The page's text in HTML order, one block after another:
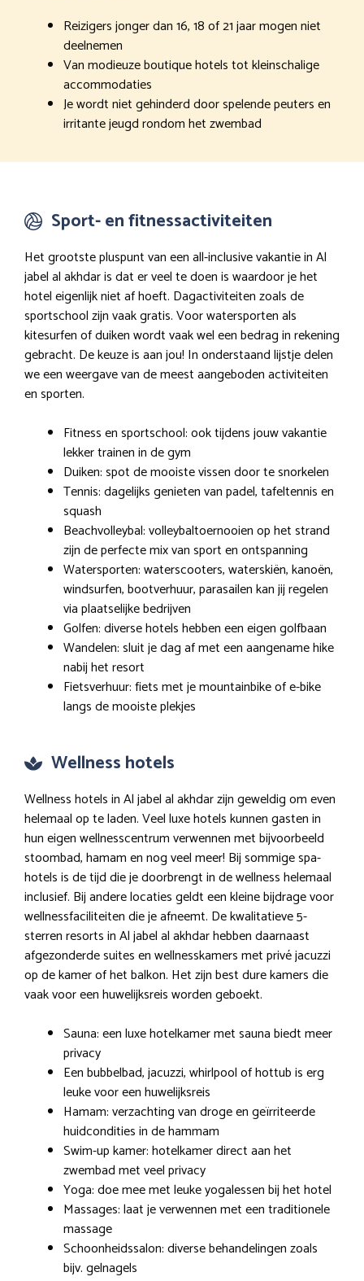
Reizigers jonger dan 16, 18 of 21 jaar mogen niet
deelnemen
Van modieuze boutique hotels tot kleinschalige
accommodaties
Je wordt niet gehinderd door spelende peuters en
irritante jeugd rondom het zwembad
Sport- en fitnessactiviteiten
Het grootste pluspunt van een all-inclusive vakantie in Al
jabel al akhdar is dat er veel te doen is waardoor je het
hotel eigenlijk niet af hoeft. Dagactiviteiten zoals de
sportschool zijn vaak gratis. Voor watersporten als
kitesurfen of duiken wordt vaak wel een bedrag in rekening
gebracht. De keuze is aan jou! In onderstaand lijstje delen
we een weergave van de meest aangeboden activiteiten
en sporten.
Fitness en sportschool: ook tijdens jouw vakantie
lekker trainen in de gym
Duiken: spot de mooiste vissen door te snorkelen
Tennis: dagelijks genieten van padel, tafeltennis en
squash
Beachvolleybal: volleybaltoernooien op het strand
zijn de perfecte mix van sport en ontspanning
Watersporten: waterscooters, waterskiën, kanoën,
windsurfen, bootverhuur, parasailen kan jij regelen
via plaatselijke bedrijven
Golfen: diverse hotels hebben een eigen golfbaan
Wandelen: sluit je dag af met een aangename hike
nabij het resort
Fietsverhuur: fiets met je mountainbike of e-bike
langs de mooiste plekjes
Wellness hotels
Wellness hotels in Al jabel al akhdar zijn geweldig om even
helemaal op te laden. Veel luxe hotels kunnen gasten in
hun eigen wellnesscentrum verwennen met bijvoorbeeld
stoombad, hamam en nog veel meer! Bij sommige spa-
hotels is de tijd die je doorbrengt in de wellness helemaal
inclusief. Bij andere locaties geldt een kleine bijdrage voor
wellnessfaciliteiten die je afneemt. De kwalitatieve 5-
sterren resorts in Al jabel al akhdar hebben daarnaast
afgezonderde suites en wellnesskamers met privé jacuzzi
op de kamer of het balkon. Het zijn best dure kamers die
vaak voor een huwelijksreis worden geboekt.
Sauna: een luxe hotelkamer met sauna biedt meer
privacy
Een bubbelbad, jacuzzi, whirlpool of hottub is erg
leuke voor een huwelijksreis
Hamam: verzachting van droge en geïrriteerde
huidcondities in de hammam
Swim-up kamer: hotelkamer direct aan het
zwembad met veel privacy
Yoga: doe mee met leuke yogalessen bij het hotel
Massages: laat je verwennen met een traditionele
massage
Schoonheidssalon: diverse behandelingen zoals
bijv. gelnagels